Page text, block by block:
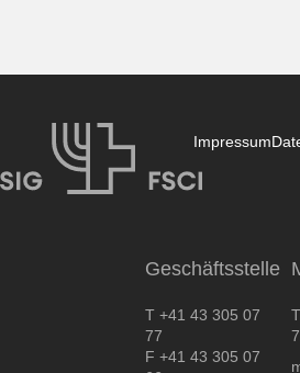
Impressum
Geschäftsstelle
T +41 43 305 07
77
F +41 43 305 07